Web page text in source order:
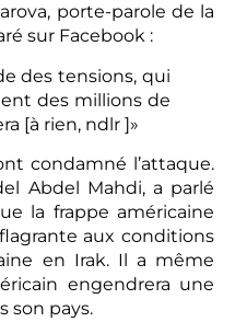
porte-parole de la
sur Facebook :
des tensions, qui
des millions de
[à rien, ndlr ]»
condamné l’attaque.
Abdel Mahdi, a parlé
la frappe américaine
aux conditions
en Irak. Il a même
engendrera une
son pays.